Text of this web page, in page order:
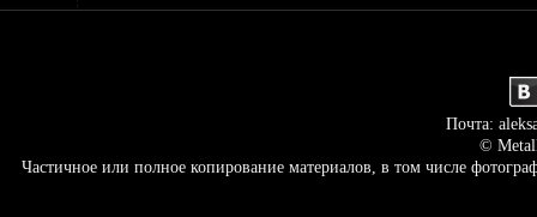
Почта:
©
Частичное или полное копирование материалов, в том числе